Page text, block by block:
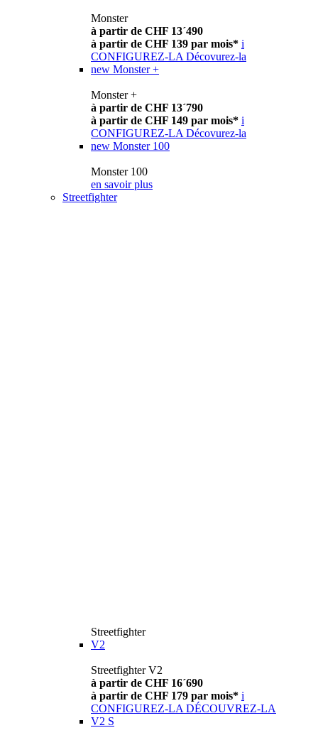
Monster
à partir de CHF 13´490
à partir de CHF 139 par mois* i
CONFIGUREZ-LA Décovurez-la
new Monster +
Monster +
à partir de CHF 13´790
à partir de CHF 149 par mois* i
CONFIGUREZ-LA Décovurez-la
new Monster 100
Monster 100
en savoir plus
Streetfighter
Streetfighter
V2
Streetfighter V2
à partir de CHF 16´690
à partir de CHF 179 par mois* i
CONFIGUREZ-LA DÉCOUVREZ-LA
V2 S